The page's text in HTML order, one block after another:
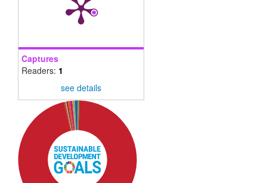
Captures
Readers: 1
see details